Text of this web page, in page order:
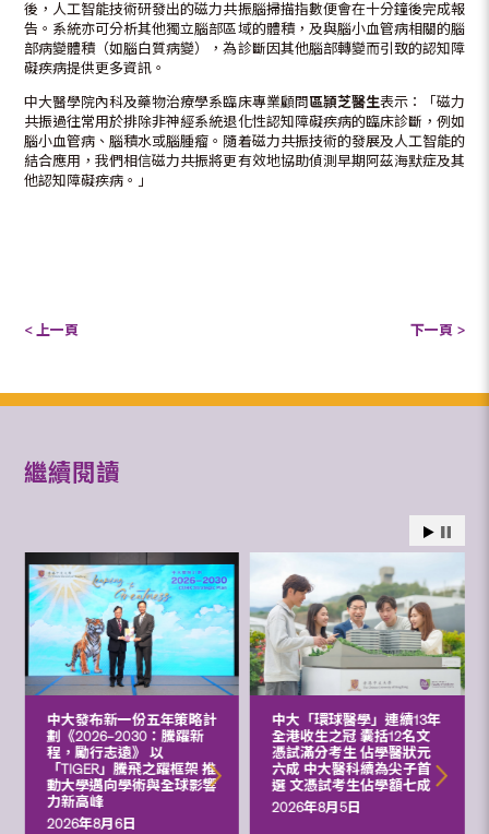
後，人工智能技術研發出的磁力共振腦掃描指數便會在十分鐘後完成報
告。系統亦可分析其他獨立腦部區域的體積，及與腦小血管病相關的腦
部病變體積（如腦白質病變），為診斷因其他腦部轉變而引致的認知障
礙疾病提供更多資訊。
中大醫學院內科及藥物治療學系臨床專業顧問 區頴芝醫生表示：「磁力
共振過往常用於排除非神經系統退化性認知障礙疾病的臨床診斷，例如
腦小血管病、腦積水或腦腫瘤。隨着磁力共振技術的發展及人工智能的
結合應用，我們相信磁力共振將更有效地協助偵測早期阿茲海默症及其
他認知障礙疾病。」
< 上一頁 下一頁 >
繼續閱讀
中大發布新一份五年策略計
劃《2026‒2030：騰躍新
程，勵行志遠》 以
「TIGER」騰飛之躍框架 推
動大學邁向學術與全球影響
力新高峰
2026年8月6日
中大「環球醫學」連續13年
全港收生之冠 囊括12名文
憑試滿分考生 佔學醫狀元
六成 中大醫科續為尖子首
選 文憑試考生佔學額七成
2026年8月5日